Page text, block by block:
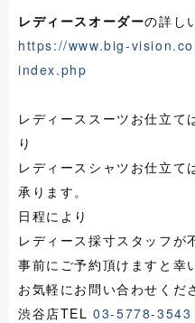
レディースオーダーの詳し
https://www.big-
index.php
レディーススーツお仕立
り
レディースシャツお仕立
承ります。
日程により
レディース採寸スタッフが
事前にご予約頂けますと幸
お気軽にお問い合わせくだ
渋谷店TEL03-5778-3543